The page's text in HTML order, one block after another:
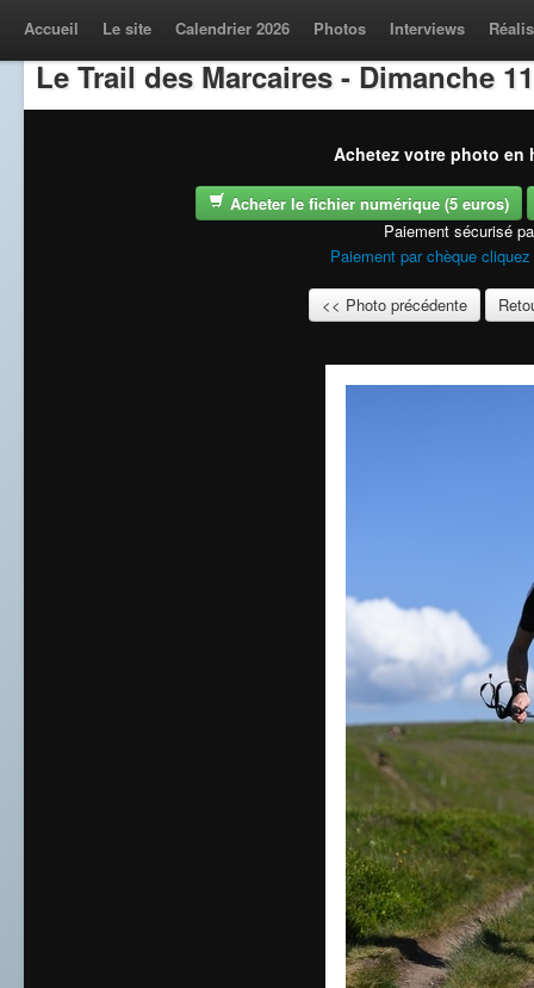
Accueil Le site Calendrier 2026 Photos Interviews
Le Trail des Marcaires - Dimanche
Achetez votre photo en
Acheter le fichier numérique (5 euros)
Paiement sécurisé
Paiement par chèque
<< Photo précédente